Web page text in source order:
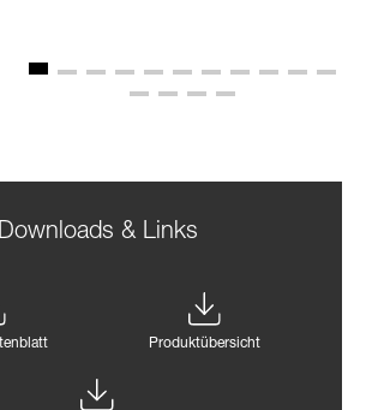
Downloads & Links
Produktübersicht